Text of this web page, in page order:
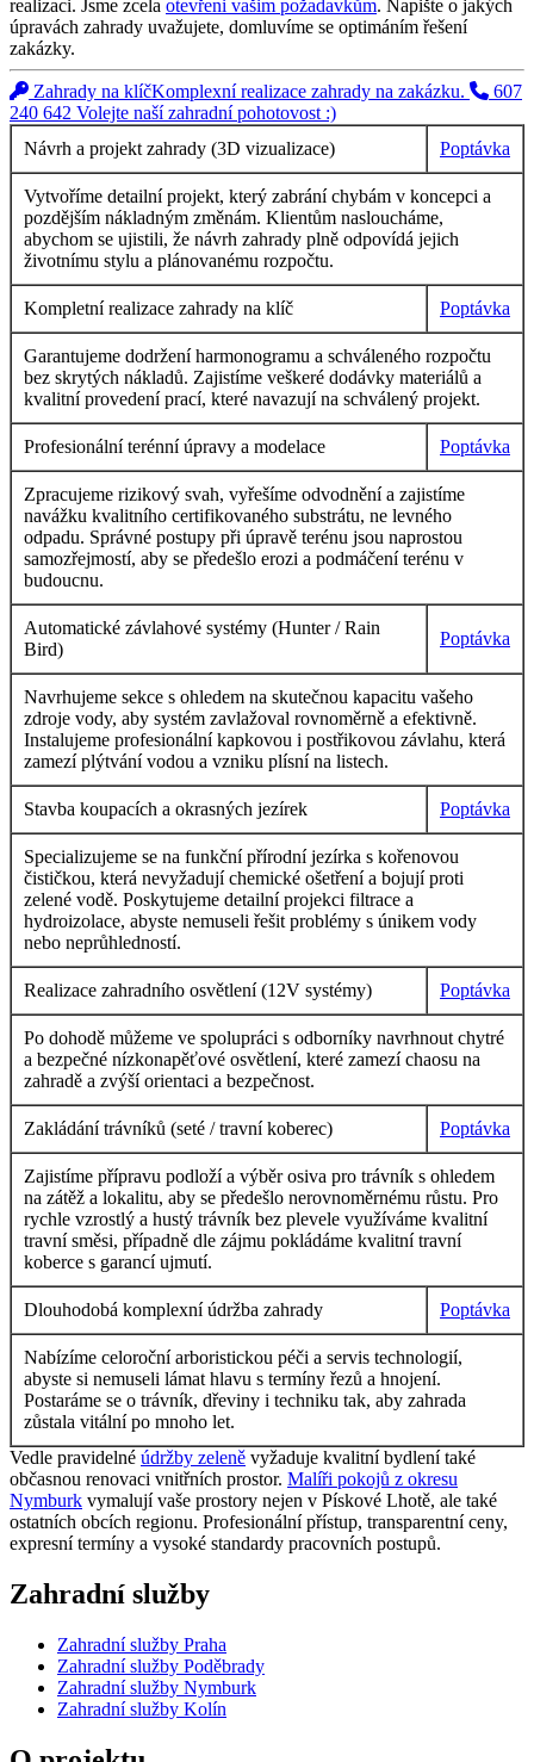
realizaci. Jsme zcela otevřeni vašim požadavkům. Napište o jakých
úpravách zahrady uvažujete, domluvíme se optimáním řešení
zakázky.
Zahrady na klíčKomplexní realizace zahrady na zakázku.
607
240 642 Volejte naší zahradní pohotovost :)
Návrh a projekt zahrady (3D vizualizace)
Poptávka
Vytvoříme detailní projekt, který zabrání chybám v koncepci a
pozdějším nákladným změnám. Klientům nasloucháme,
abychom se ujistili, že návrh zahrady plně odpovídá jejich
životnímu stylu a plánovanému rozpočtu.
Kompletní realizace zahrady na klíč Poptávka
Garantujeme dodržení harmonogramu a schváleného rozpočtu
bez skrytých nákladů. Zajistíme veškeré dodávky materiálů a
kvalitní provedení prací, které navazují na schválený projekt.
Profesionální terénní úpravy a modelace Poptávka
Zpracujeme rizikový svah, vyřešíme odvodnění a zajistíme
navážku kvalitního certifikovaného substrátu, ne levného
odpadu. Správné postupy při úpravě terénu jsou naprostou
samozřejmostí, aby se předešlo erozi a podmáčení terénu v
budoucnu.
Automatické závlahové systémy (Hunter / Rain
Bird)
Poptávka
Navrhujeme sekce s ohledem na skutečnou kapacitu vašeho
zdroje vody, aby systém zavlažoval rovnoměrně a efektivně.
Instalujeme profesionální kapkovou i postřikovou závlahu, která
zamezí plýtvání vodou a vzniku plísní na listech.
Stavba koupacích a okrasných jezírek Poptávka
Specializujeme se na funkční přírodní jezírka s kořenovou
čističkou, která nevyžadují chemické ošetření a bojují proti
zelené vodě. Poskytujeme detailní projekci filtrace a
hydroizolace, abyste nemuseli řešit problémy s únikem vody
nebo neprůhledností.
Realizace zahradního osvětlení (12V systémy) Poptávka
Po dohodě můžeme ve spolupráci s odborníky navrhnout chytré
a bezpečné nízkonapěťové osvětlení, které zamezí chaosu na
zahradě a zvýší orientaci a bezpečnost.
Zakládání trávníků (seté / travní koberec) Poptávka
Zajistíme přípravu podloží a výběr osiva pro trávník s ohledem
na zátěž a lokalitu, aby se předešlo nerovnoměrnému růstu. Pro
rychle vzrostlý a hustý trávník bez plevele využíváme kvalitní
travní směsi, případně dle zájmu pokládáme kvalitní travní
koberce s garancí ujmutí.
Dlouhodobá komplexní údržba zahrady Poptávka
Nabízíme celoroční arboristickou péči a servis technologií,
abyste si nemuseli lámat hlavu s termíny řezů a hnojení.
Postaráme se o trávník, dřeviny i techniku tak, aby zahrada
zůstala vitální po mnoho let.
Vedle pravidelné údržby zeleně vyžaduje kvalitní bydlení také
občasnou renovaci vnitřních prostor. Malíři pokojů z okresu
Nymburk vymalují vaše prostory nejen v Pískové Lhotě, ale také
ostatních obcích regionu. Profesionální přístup, transparentní ceny,
expresní termíny a vysoké standardy pracovních postupů.
Zahradní služby
Zahradní služby Praha
Zahradní služby Poděbrady
Zahradní služby Nymburk
Zahradní služby Kolín